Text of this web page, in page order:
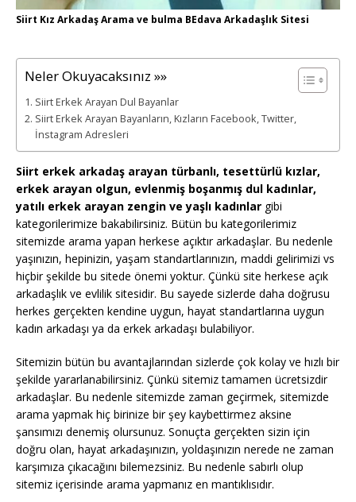
Siirt Kız Arkadaş Arama ve bulma BEdava Arkadaşlık Sitesi
Neler Okuyacaksınız »»
Siirt Erkek Arayan Dul Bayanlar
Siirt Erkek Arayan Bayanların, Kızların Facebook, Twitter,
İnstagram Adresleri
Siirt erkek arkadaş arayan türbanlı, tesettürlü kızlar,
erkek arayan olgun, evlenmiş boşanmış dul kadınlar,
yatılı erkek arayan zengin ve yaşlı kadınlar gibi
kategorilerimize bakabilirsiniz. Bütün bu kategorilerimiz
sitemizde arama yapan herkese açıktır arkadaşlar. Bu nedenle
yaşınızın, hepinizin, yaşam standartlarınızın, maddi gelirimizi vs
hiçbir şekilde bu sitede önemi yoktur. Çünkü site herkese açık
arkadaşlık ve evlilik sitesidir. Bu sayede sizlerde daha doğrusu
herkes gerçekten kendine uygun, hayat standartlarına uygun
kadın arkadaşı ya da erkek arkadaşı bulabiliyor.
Sitemizin bütün bu avantajlarından sizlerde çok kolay ve hızlı bir
şekilde yararlanabilirsiniz. Çünkü sitemiz tamamen ücretsizdir
arkadaşlar. Bu nedenle sitemizde zaman geçirmek, sitemizde
arama yapmak hiç birinize bir şey kaybettirmez aksine
şansımızı denemiş olursunuz. Sonuçta gerçekten sizin için
doğru olan, hayat arkadaşınızın, yoldaşınızın nerede ne zaman
karşımıza çıkacağını bilemezsiniz. Bu nedenle sabırlı olup
sitemiz içerisinde arama yapmanız en mantıklısıdır.